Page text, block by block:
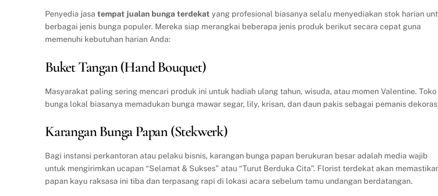
Penyedia jasa tempat jualan bunga terdekat yang profesional biasanya selalu menyediakan stok harian
berbagai jenis bunga populer. Mereka siap merangkai beberapa jenis produk berikut secara cepat guna
memenuhi kebutuhan harian Anda:
Buket Tangan (Hand Bouquet)
Masyarakat paling sering mencari produk ini untuk hadiah ulang tahun, wisuda, atau momen Valentine. Toko
bunga lokal biasanya memadukan bunga mawar segar, lily, krisan, dan daun pakis sebagai pemanis
Karangan Bunga Papan (Stekwerk)
Bagi instansi perkantoran atau pelaku bisnis, karangan bunga papan berukuran besar adalah media wajib
untuk mengirimkan ucapan “Selamat & Sukses” atau “Turut Berduka Cita”. Florist terdekat akan
papan kayu raksasa ini tiba dan terpasang rapi di lokasi acara sebelum tamu undangan berdatangan.